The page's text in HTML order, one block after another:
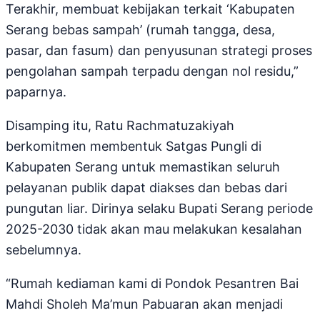
Terakhir, membuat kebijakan terkait ‘Kabupaten
Serang bebas sampah’ (rumah tangga, desa,
pasar, dan fasum) dan penyusunan strategi proses
pengolahan sampah terpadu dengan nol residu,”
paparnya.
Disamping itu, Ratu Rachmatuzakiyah
berkomitmen membentuk Satgas Pungli di
Kabupaten Serang untuk memastikan seluruh
pelayanan publik dapat diakses dan bebas dari
pungutan liar. Dirinya selaku Bupati Serang periode
2025-2030 tidak akan mau melakukan kesalahan
sebelumnya.
“Rumah kediaman kami di Pondok Pesantren Bai
Mahdi Sholeh Ma’mun Pabuaran akan menjadi